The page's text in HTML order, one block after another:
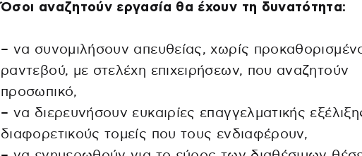
Όσοι αναζητούν εργασία θα έχουν τη δυνατότητα:
– να συνομιλήσουν απευθείας, χωρίς
ραντεβού, με στελέχη επιχειρήσεων, που αναζητούν
προσωπικό,
– να διερευνήσουν ευκαιρίες επαγγελματικής
διαφορετικούς τομείς που τους ενδιαφέρουν,